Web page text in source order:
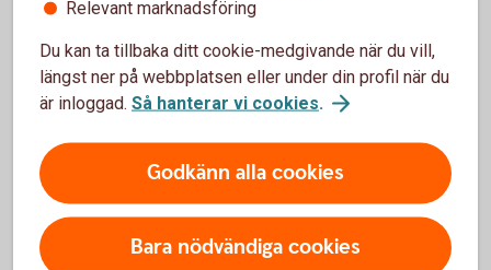
Tjänsten är
kostnadsfri
Vanliga frågor och svar
Relevant marknadsföring
Du kan ta tillbaka ditt cookie-medgivande när du vill,
längst ner på webbplatsen eller under din profil när du
är inloggad. Så hanterar vi cookies.
Godkänn alla cookies
Bara nödvändiga cookies